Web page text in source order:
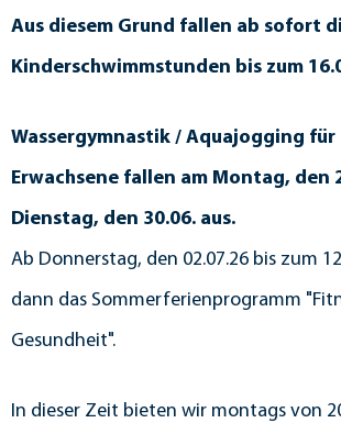
Aus diesem Grund fallen ab sofort
Kinderschwimmstunden bis zum
Wassergymnastik / Aquajogging für
Erwachsene fallen am Montag, den
Dienstag, den 30.06. aus.
Ab Donnerstag, den 02.07.26 bis zum
dann das Sommerferienprogramm
Gesundheit".
In dieser Zeit bieten wir montags von